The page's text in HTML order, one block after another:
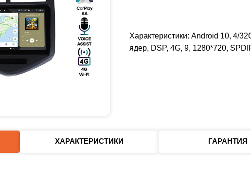
Характеристики: Android 10, 4/
ядер, DSP, 4G, 9, 1280*720,
ХАРАКТЕРИСТИКИ ГАРАНТИЯ